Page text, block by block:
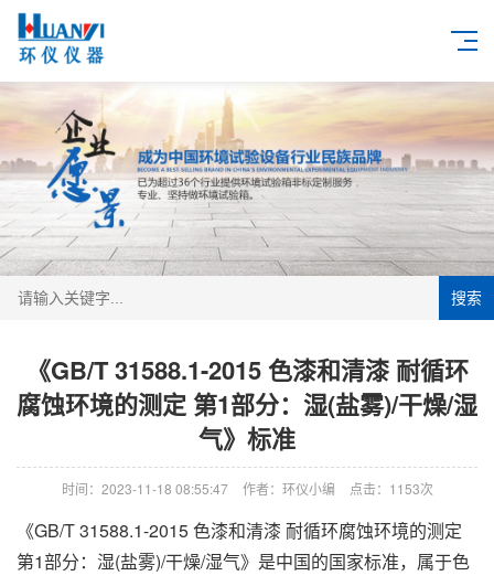
搜索
《GB/T 31588.1-2015 色漆和清漆 耐循环
腐蚀环境的测定 第1部分：湿(盐雾)/干燥/湿
气》标准
时间：2023-11-18 08:55:47 作者：环仪小编 点击： 1153次
《GB/T 31588.1-2015 色漆和清漆 耐循环腐蚀环境的测定
第1部分：湿(盐雾)/干燥/湿气》是中国的国家标准，属于色